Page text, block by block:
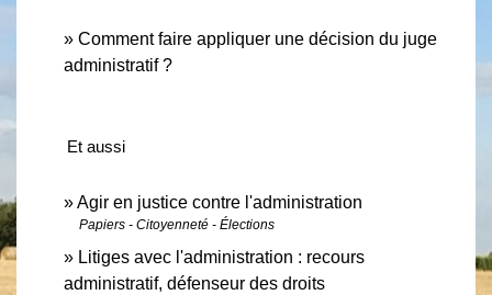
Comment faire appliquer une décision du juge
administratif ?
Et aussi
Agir en justice contre l'administration
Papiers - Citoyenneté - Élections
Litiges avec l'administration : recours
administratif, défenseur des droits